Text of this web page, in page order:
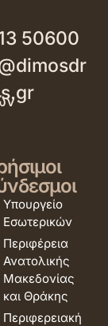
50600
Υπουργείο
Εσωτερικών
Περιφέρεια
Ανατολικής
Μακεδονίας
και Θράκης
Περιφερειακή